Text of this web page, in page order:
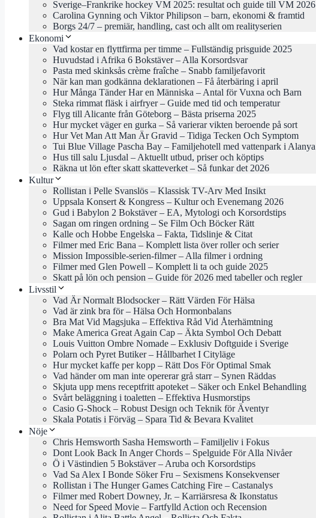
Sverige–Frankrike hockey VM 2025: resultat och guide till VM 2026
Carolina Gynning och Viktor Philipson – barn, ekonomi & framtid
Borgs 24/7 – premiär, handling, cast och allt om realityserien
Ekonomi
Vad kostar en flyttfirma per timme – Fullständig prisguide 2025
Huvudstad i Afrika 6 Bokstäver – Alla Korsordsvar
Pasta med skinksås crème fraîche – Snabb familjefavorit
När kan man godkänna deklarationen – Få återbäring i april
Hur Många Tänder Har en Människa – Antal för Vuxna och Barn
Steka rimmat fläsk i airfryer – Guide med tid och temperatur
Flyg till Alicante från Göteborg – Bästa priserna 2025
Hur mycket väger en gurka – Så varierar vikten beroende på sort
Hur Vet Man Att Man Är Gravid – Tidiga Tecken Och Symptom
Tui Blue Village Pascha Bay – Familjehotell med vattenpark i Alanya
Hus till salu Ljusdal – Aktuellt utbud, priser och köptips
Räkna ut lön efter skatt skatteverket – Så funkar det 2026
Kultur
Rollistan i Pelle Svanslös – Klassisk TV-Arv Med Insikt
Uppsala Konsert & Kongress – Kultur och Evenemang 2026
Gud i Babylon 2 Bokstäver – EA, Mytologi och Korsordstips
Sagan om ringen ordning – Se Film Och Böcker Rätt
Kalle och Hobbe Engelska – Fakta, Tidslinje & Citat
Filmer med Eric Bana – Komplett lista över roller och serier
Mission Impossible-serien-filmer – Alla filmer i ordning
Filmer med Glen Powell – Komplett li ta och guide 2025
Skatt på lön och pension – Guide för 2026 med tabeller och regler
Livsstil
Vad Är Normalt Blodsocker – Rätt Värden För Hälsa
Vad är zink bra för – Hälsa Och Hormonbalans
Bra Mat Vid Magsjuka – Effektiva Råd Vid Återhämtning
Make America Great Again Cap – Äkta Symbol Och Debatt
Louis Vuitton Ombre Nomade – Exklusiv Doftguide i Sverige
Polarn och Pyret Butiker – Hållbarhet I Cityläge
Hur mycket kaffe per kopp – Rätt Dos För Optimal Smak
Vad händer om man inte opererar grå starr – Synen Räddas
Skjuta upp mens receptfritt apoteket – Säker och Enkel Behandling
Svårt beläggning i toaletten – Effektiva Husmorstips
Casio G-Shock – Robust Design och Teknik för Äventyr
Skala Potatis i Förväg – Spara Tid & Bevara Kvalitet
Nöje
Chris Hemsworth Sasha Hemsworth – Familjeliv i Fokus
Dont Look Back In Anger Chords – Spelguide För Alla Nivåer
Ö i Västindien 5 Bokstäver – Aruba och Korsordstips
Vad Sa Alex I Bonde Söker Fru – Sexismens Konsekvenser
Rollistan i The Hunger Games Catching Fire – Castanalys
Filmer med Robert Downey, Jr. – Karriärsresa & Ikonstatus
Need for Speed Movie – Fartfylld Action och Recension